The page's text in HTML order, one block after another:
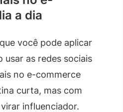
a dia
você pode aplicar
usar as redes sociais
no e-commerce
curta, mas com
influenciador.